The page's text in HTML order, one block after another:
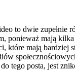
to dwie zupełnie
ponieważ mają
które mają bardziej
tego posta, jest